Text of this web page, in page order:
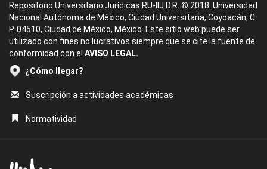
Repositorio Universitario Jurídicas RU-IIJ D.R. © 2018. Universidad
Nacional Autónoma de México, Ciudad Universitaria, Coyoacán, C.
P. 04510, Ciudad de México, México. Este sitio web puede ser
utilizado con fines no lucrativos siempre que se cite la fuente de
conformidad con el AVISO LEGAL.
¿Cómo llegar?
Suscripción a actividades académicas
Normatividad